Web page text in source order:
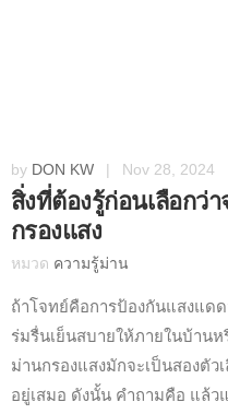
by DON KW | Nov 28, 2024
สิ่งที่ต้องรู้ก่อนเลือกว่
กรองแสง
หมวด ความรู้ม่าน
ถ้าโจทย์คือการป้องกันแสงแด
ร่มรื่นเย็นสบายให้ภายในบ้าน
ม่านกรองแสงมักจะเป็นสองตั
อยู่เสมอ ดังนั้น คำถามคือ แล้